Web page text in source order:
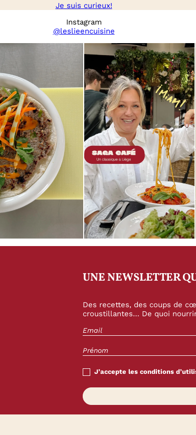
Je suis curieux!
Instagram
@leslieencuisine
UNE NEWSLETTER
Des recettes, des coups de
croustillantes… De quoi
J’accepte les conditions